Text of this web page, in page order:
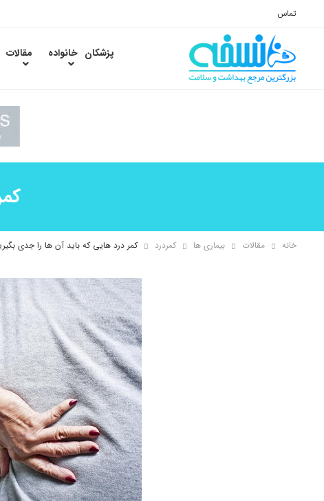
تماس
پزشکان خانواده مقالات
خانه مقالات بیماری ها کمردرد کمر درد هایی که باید آن ها را جدی